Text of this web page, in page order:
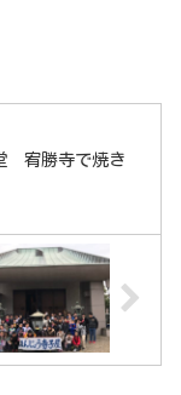
宥勝寺で焼き